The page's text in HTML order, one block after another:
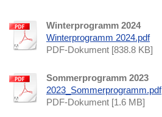
Winterprogramm 2024
Winterprogramm 2024.pdf
PDF-Dokument [838.8 KB]
Sommerprogramm 2023
2023_Sommerprogramm.pdf
PDF-Dokument [1.6 MB]